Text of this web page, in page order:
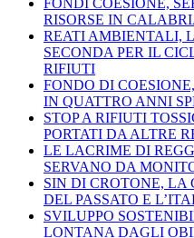
FONDI COESIONE,
RISORSE IN
REATI AMBIENTALI,
SECONDA PER IL
RIFIUTI
FONDO DI
IN QUATTRO ANNI
STOP A RIFIUTI
PORTATI DA ALTRE
LE LACRIME DI
SERVANO DA
SIN DI CROTONE, LA
DEL PASSATO E
SVILUPPO
LONTANA DAGLI